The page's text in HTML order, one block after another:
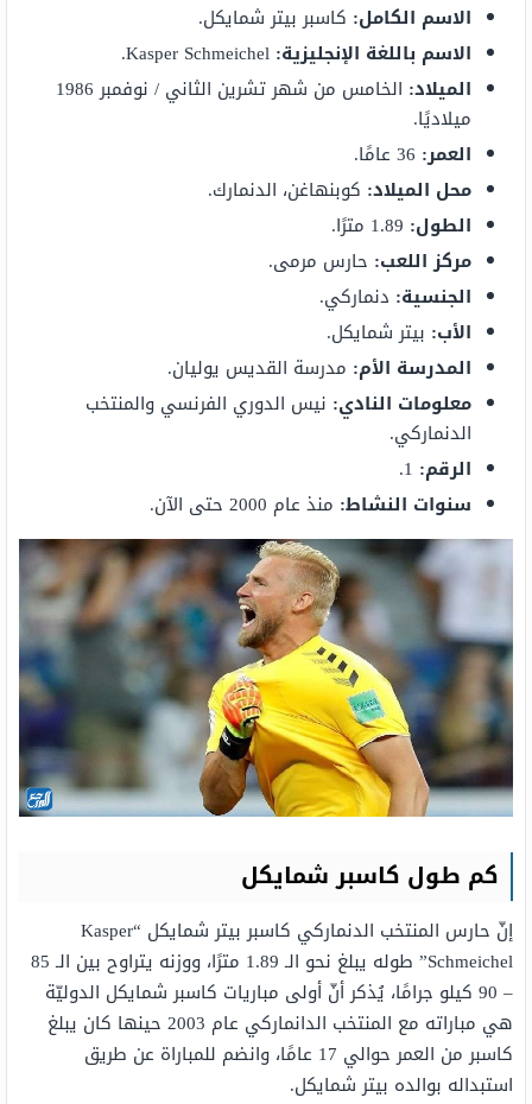
الاسم الكامل: كاسبر بيتر شمايكل.
الاسم باللغة الإنجليزية:
الميلاد:
الخامس من شهر تشرين الثاني / نوفمبر 1986
ميلاديًا.
العمر:
محل الميلاد: كوبنهاغن، الدنمارك.
الطول:
مركز اللعب: حارس مرمى.
الجنسية: دنماركي.
الأب: بيتر شمايكل.
المدرسة الأم: مدرسة القديس يوليان.
معلومات النادي: نيس الدوري الفرنسي والمنتخب
الدنماركي.
الرقم:
سنوات النشاط: منذ عام 2000 حتى الآن.
كم طول كاسبر شمايكل
إنّ حارس المنتخب الدنماركي كاسبر بيتر شمايكل “Kasper
Schmeichel” طوله يبلغ نحو الـ 1.89 مترًا، ووزنه يتراوح بين الـ 85
– 90 كيلو جرامًا، يُذكر أنّ أولى مباريات كاسبر شمايكل الدوليّة
هي مباراته مع المنتخب الدانماركي عام 2003 حينها كان يبلغ
كاسبر من العمر حوالي 17 عامًا، وانضم للمباراة عن طريق
استبداله بوالده بيتر شمايكل.